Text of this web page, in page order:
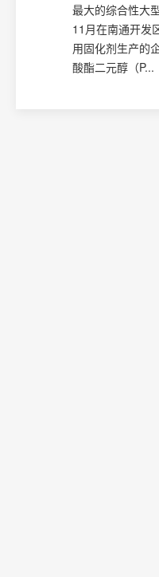
最大的综合性大
11月在南通开发
用固化剂生产的
酸酯二元醇（P...